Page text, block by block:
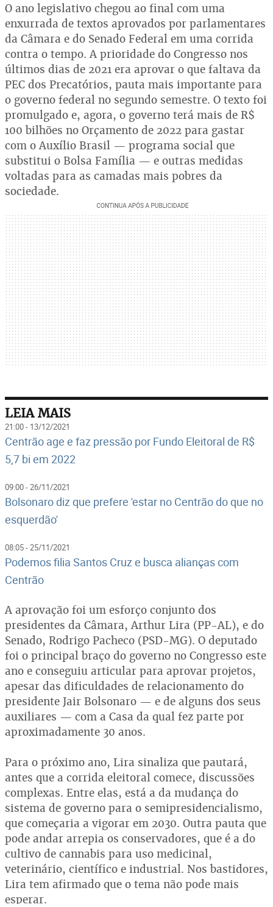
O ano legislativo chegou ao final com uma
enxurrada de textos aprovados por parlamentares
da Câmara e do Senado Federal em uma corrida
contra o tempo. A prioridade do Congresso nos
últimos dias de 2021 era aprovar o que faltava da
PEC dos Precatórios, pauta mais importante para
o governo federal no segundo semestre. O texto foi
promulgado e, agora, o governo terá mais de R$
100 bilhões no Orçamento de 2022 para gastar
com o Auxílio Brasil — programa social que
substitui o Bolsa Família — e outras medidas
voltadas para as camadas mais pobres da
sociedade.
LEIA MAIS
21:00 - 13/12/2021
Centrão age e faz pressão por Fundo Eleitoral de R$
5,7 bi em 2022
09:00 - 26/11/2021
Bolsonaro diz que prefere 'estar no Centrão do que no
esquerdão'
08:05 - 25/11/2021
Podemos filia Santos Cruz e busca alianças com
Centrão
A aprovação foi um esforço conjunto dos
presidentes da Câmara, Arthur Lira (PP-AL), e do
Senado, Rodrigo Pacheco (PSD-MG). O deputado
foi o principal braço do governo no Congresso este
ano e conseguiu articular para aprovar projetos,
apesar das dificuldades de relacionamento do
presidente Jair Bolsonaro — e de alguns dos seus
auxiliares — com a Casa da qual fez parte por
aproximadamente 30 anos.
Para o próximo ano, Lira sinaliza que pautará,
antes que a corrida eleitoral comece, discussões
complexas. Entre elas, está a da mudança do
sistema de governo para o semipresidencialismo,
que começaria a vigorar em 2030. Outra pauta que
pode andar arrepia os conservadores, que é a do
cultivo de cannabis para uso medicinal,
veterinário, científico e industrial. Nos bastidores,
Lira tem afirmado que o tema não pode mais
esperar.